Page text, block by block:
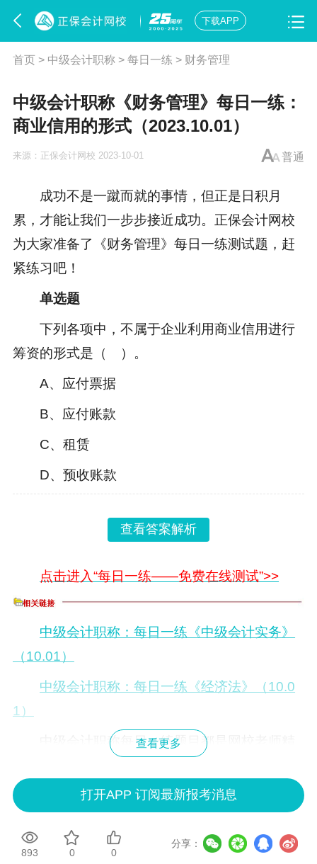
下载APP
首页> 中级会计职称> 每日一练 > 财务管理
中级会计职称《财务管理》每日一练：
商业信用的形式（2023.10.01）
普通
来源： 正保会计网校 2023-10-01
成功不是一蹴而就的事情，但正是日积月
累，才能让我们一步步接近成功。正保会计网校
为大家准备了《财务管理》每日一练测试题，赶
紧练习吧！
单选题
下列各项中，不属于企业利用商业信用进行
筹资的形式是（ ）。
A、应付票据
B、应付账款
C、租赁
D、预收账款
查看答案解析
点击进入“每日一练——免费在线测试”>>
中级会计职称：每日一练《中级会计实务》
（10.01）
中级会计职称：每日一练《经济法》（10.0
1）
中级会计职称每日一练题目都是网校老师精
并提供答案解析，建议您做完题之后再去查看答
案。每日一练还提供专业点评，每周根据大家的
测试结果，对于正确率较低的题目进行一下点
查看更多
打开APP 订阅最新报考消息
893 0 0
分享：